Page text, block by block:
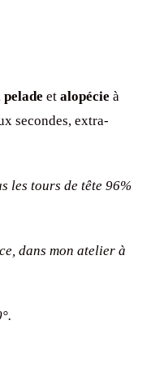
pelade et alopécie à
secondes, extra-
les tours de tête 96%
dans mon atelier à